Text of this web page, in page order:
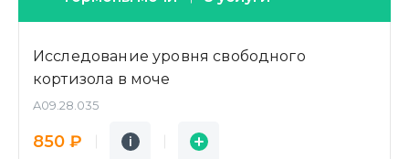
Исследование уровня свободного
кортизола в моче
A09.28.035
850 ₽ i
Подробнее
i
Заявка